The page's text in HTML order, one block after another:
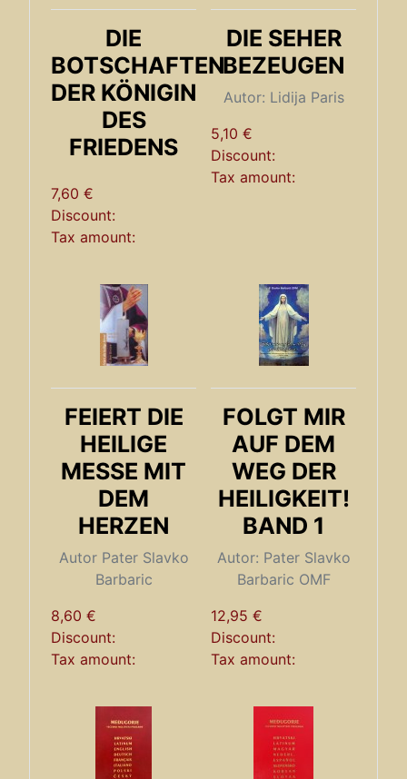
DIE
BOTSCHAFTEN
DER KÖNIGIN
DES
FRIEDENS
7,60 €
Discount:
Tax amount:
DIE SEHER
BEZEUGEN
Autor: Lidija Paris
5,10 €
Discount:
Tax amount:
FEIERT DIE
HEILIGE
MESSE MIT
DEM
HERZEN
Autor Pater Slavko
Barbaric
8,60 €
Discount:
Tax amount:
FOLGT MIR
AUF DEM
WEG DER
HEILIGKEIT!
BAND 1
Autor: Pater Slavko
Barbaric OMF
12,95 €
Discount:
Tax amount: